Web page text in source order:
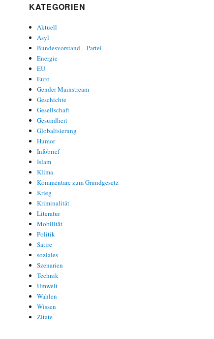
KATEGORIEN
Aktuell
Asyl
Bundesvorstand – Partei
Energie
EU
Euro
Gender Mainstream
Geschichte
Gesellschaft
Gesundheit
Globalisierung
Humor
Infobrief
Islam
Klima
Kommentare zum Grundgesetz
Krieg
Kriminalität
Literatur
Mobilität
Politik
Satire
soziales
Szenarien
Technik
Umwelt
Wahlen
Wissen
Zitate